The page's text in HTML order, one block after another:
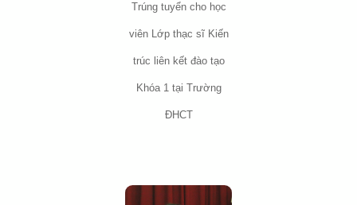
Trúng tuyển cho học
viên Lớp thạc sĩ Kiến
trúc liên kết đào tạo
Khóa 1 tại Trường
ĐHCT